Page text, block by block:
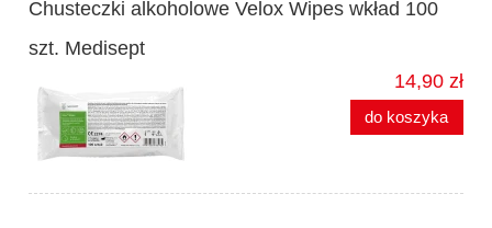
Chusteczki alkoholowe Velox Wipes wkład 100
szt. Medisept
14,90 zł
do koszyka